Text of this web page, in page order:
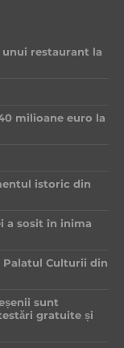
unui restaurant la
milioane euro la
istoric din
a sosit în inima
Palatul Culturii din
sunt
gratuite și